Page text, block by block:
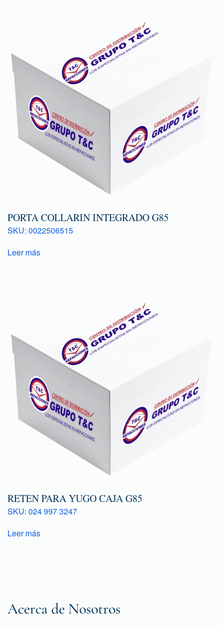
PORTA COLLARIN INTEGRADO G85
SKU: 0022506515
Leer más
RETEN PARA YUGO CAJA G85
SKU: 024 997 3247
Leer más
Acerca de Nosotros